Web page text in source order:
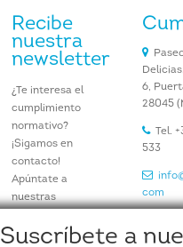
Suscríbete a
Recibe
nuestra
newsletter
¿Te interesa el
cumplimiento
normativo?
¡Sigamos en
contacto!
Apúntate a
nuestras
recibe
6,
28045
Tel.
533
com
com